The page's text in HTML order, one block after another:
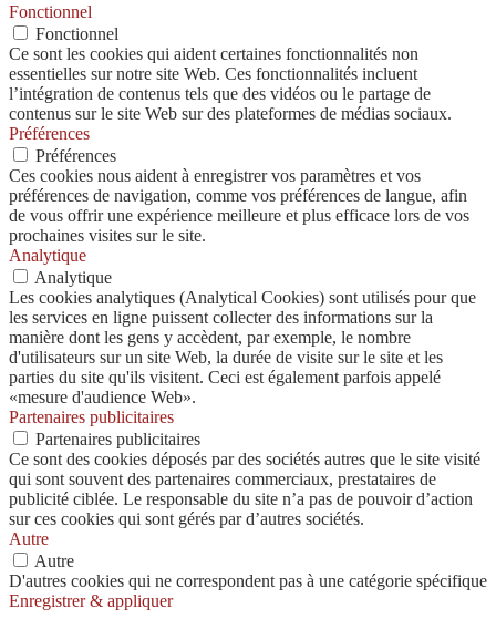
Fonctionnel
Fonctionnel
Ce sont les cookies qui aident certaines fonctionnalités non
essentielles sur notre site Web. Ces fonctionnalités incluent
l’intégration de contenus tels que des vidéos ou le partage de
contenus sur le site Web sur des plateformes de médias sociaux.
Préférences
Préférences
Ces cookies nous aident à enregistrer vos paramètres et vos
préférences de navigation, comme vos préférences de langue, afin
de vous offrir une expérience meilleure et plus efficace lors de vos
prochaines visites sur le site.
Analytique
Analytique
Les cookies analytiques (Analytical Cookies) sont utilisés pour que
les services en ligne puissent collecter des informations sur la
manière dont les gens y accèdent, par exemple, le nombre
d'utilisateurs sur un site Web, la durée de visite sur le site et les
parties du site qu'ils visitent. Ceci est également parfois appelé
«mesure d'audience Web».
Partenaires publicitaires
Partenaires publicitaires
Ce sont des cookies déposés par des sociétés autres que le site visité
qui sont souvent des partenaires commerciaux, prestataires de
publicité ciblée. Le responsable du site n’a pas de pouvoir d’action
sur ces cookies qui sont gérés par d’autres sociétés.
Autre
Autre
D'autres cookies qui ne correspondent pas à une catégorie spécifique
Enregistrer & appliquer